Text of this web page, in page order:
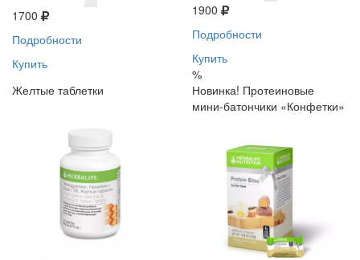
1700
Подробности
Купить
1900
Подробности
Купить
%
Желтые таблетки
Новинка! Протеиновые
мини-батончики «Конфетки»